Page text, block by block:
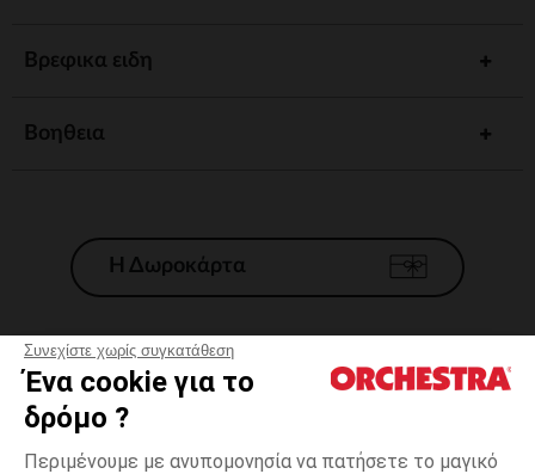
Συνεχίστε χωρίς συγκατάθεση
Ένα cookie για το
δρόμο ?
Περιμένουμε με ανυπομονησία να πατήσετε το μαγικό
Βρεφικα ειδη
Βοηθεια
Η Δωροκάρτα
Γενικοί 'Οροι Πώλησης
*Εμπορικες προσφορες